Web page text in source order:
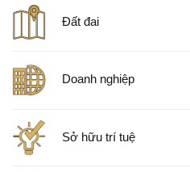
Đất đai
Doanh nghiệp
Sở hữu trí tuệ